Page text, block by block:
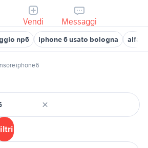
Vendi Messaggi
np6 iphone 6 usato bologna alfa
iphone 6